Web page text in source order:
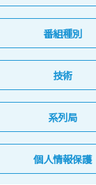
番組種別
技術
系列局
個人情報保護